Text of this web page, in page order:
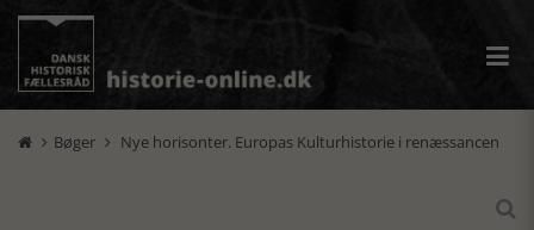
 Bøger  Nye horisonter. Europas Kulturhistorie i renæssancen
